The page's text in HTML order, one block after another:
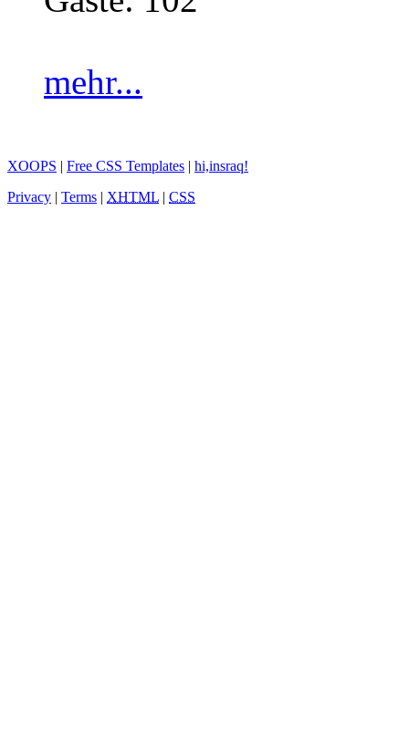
mehr...
XOOPS | Free CSS Templates | hi,insraq!
Privacy | Terms | XHTML | CSS